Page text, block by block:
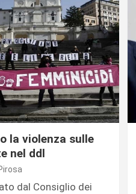
la violenza sulle
nel ddl
dal Consiglio dei